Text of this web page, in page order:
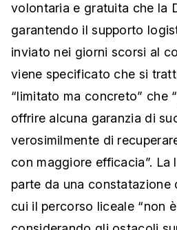
volontaria e gratuita che la
garantendo il supporto
inviato nei giorni scorsi al
viene specificato che si
“limitato ma concreto” che
offrire alcuna garanzia di
verosimilmente di
con maggiore efficacia”. La
parte da una
cui il percorso liceale “non